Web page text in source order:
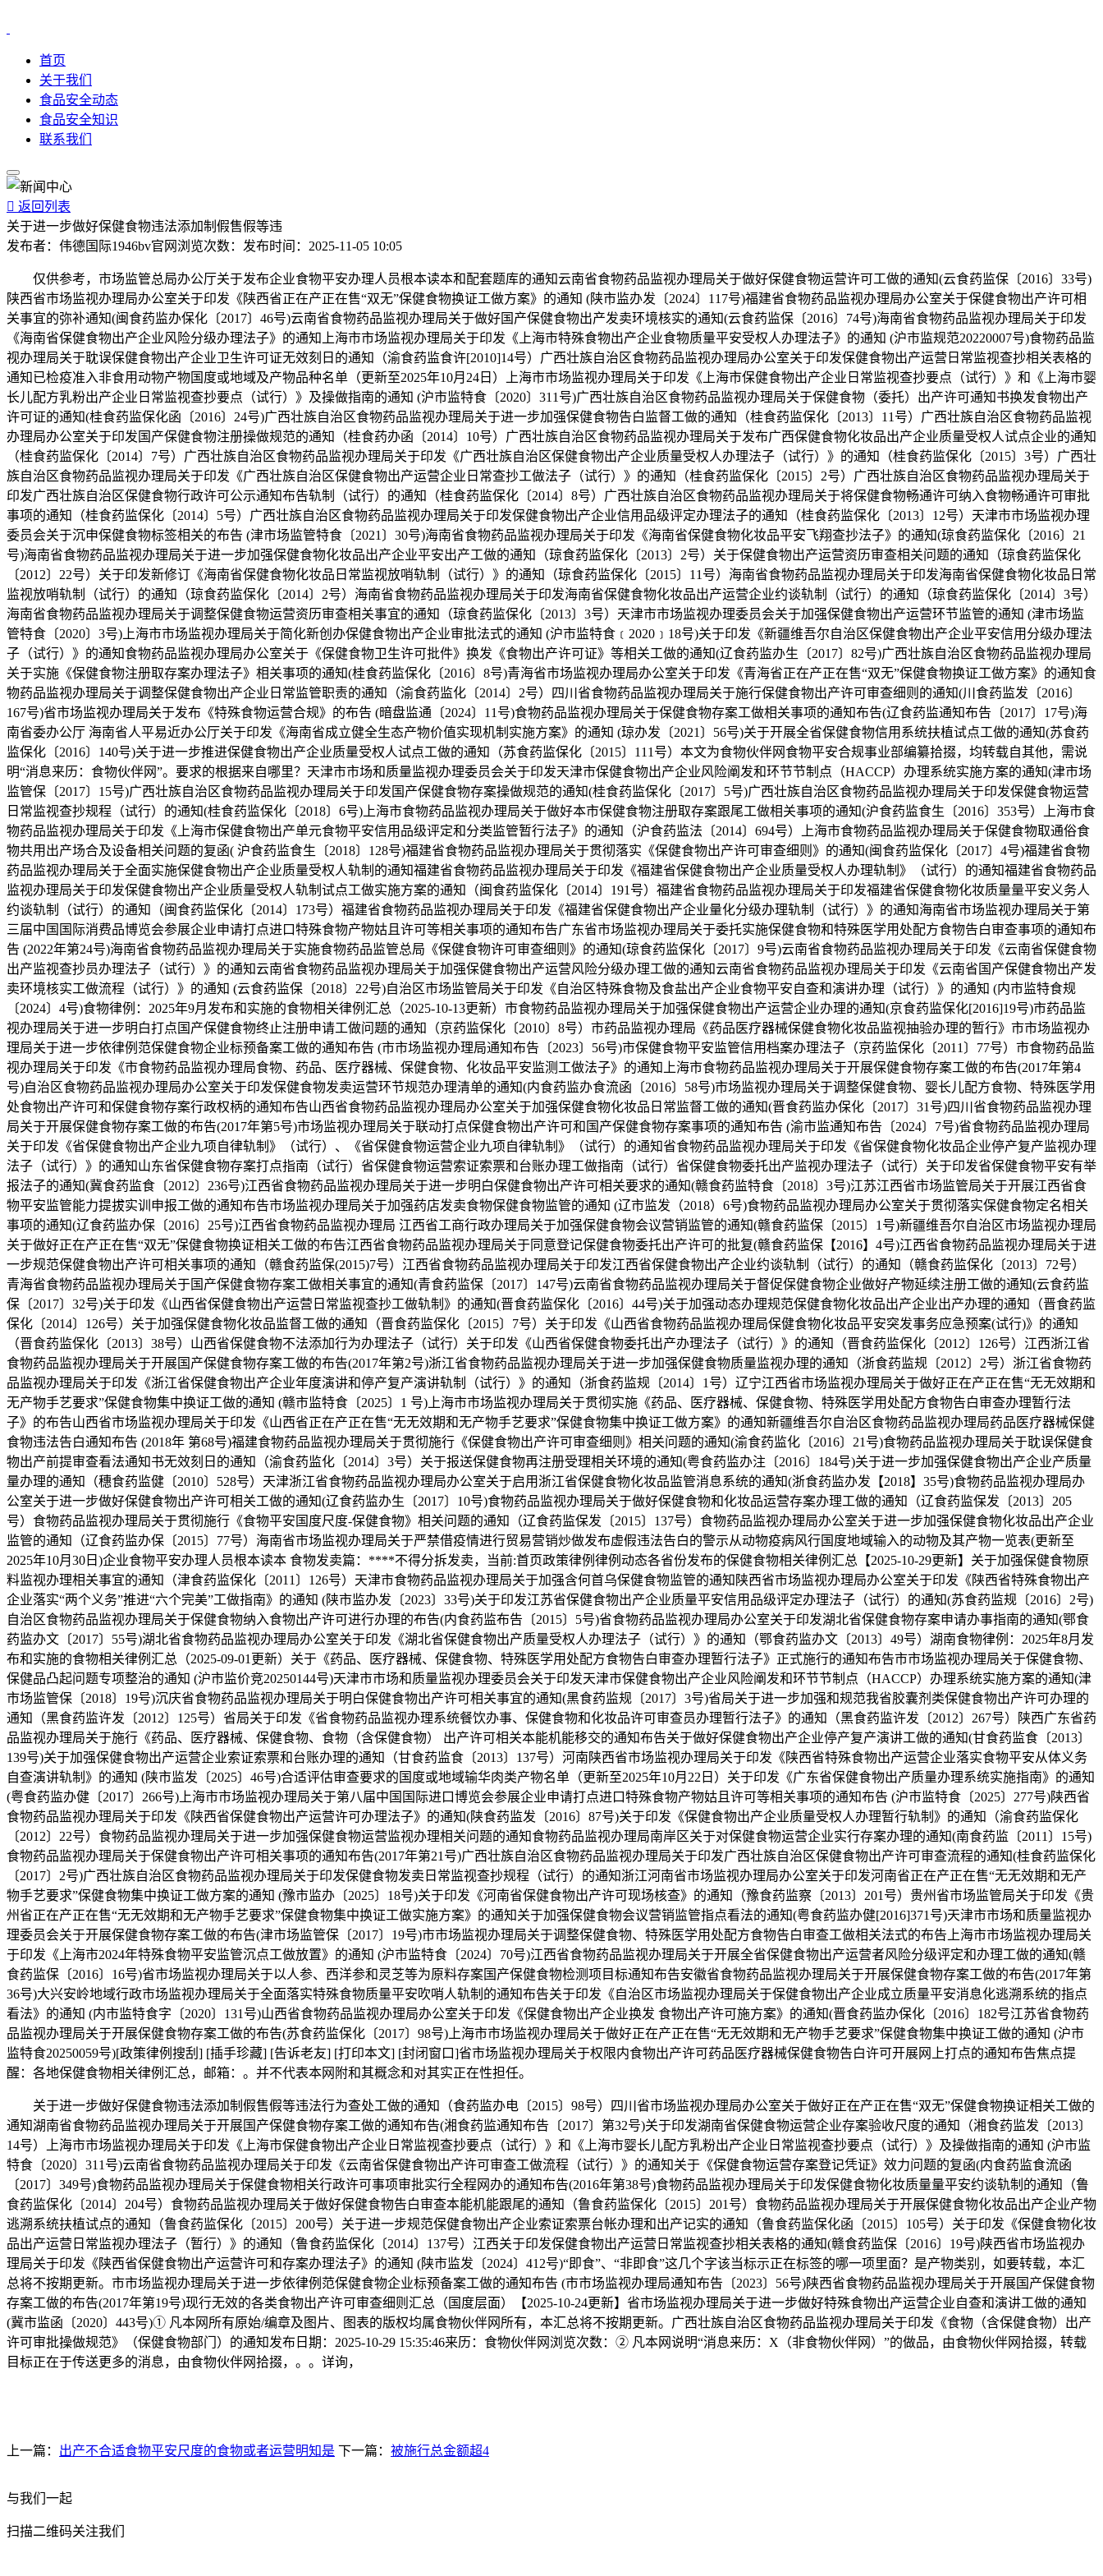
首页
关于我们
食品安全动态
食品安全知识
联系我们
 返回列表
关于进一步做好保健食物违法添加制假售假等违
发布者： 伟德国际1946bv官网 浏览次数： 发布时间： 2025-11-05 10:05
仅供参考，市场监管总局办公厅关于发布企业食物平安办理人员根本读本和配套题库的通知云南省食物药品监视办理局关于做好保健食物运营许可工做的通知(云食药监保〔2016〕33号)
陕西省市场监视办理局办公室关于印发《陕西省正在产正在售“双无”保健食物换证工做方案》的通知 (陕市监办发〔2024〕117号)福建省食物药品监视办理局办公室关于保健食物出产许可相
关事宜的弥补通知(闽食药监办保化〔2017〕46号)云南省食物药品监视办理局关于做好国产保健食物出产发卖环境核实的通知(云食药监保〔2016〕74号)海南省食物药品监视办理局关于印发
《海南省保健食物出产企业风险分级办理法子》的通知上海市市场监视办理局关于印发《上海市特殊食物出产企业食物质量平安受权人办理法子》的通知 (沪市监规范20220007号)食物药品监
视办理局关于耽误保健食物出产企业卫生许可证无效刻日的通知（渝食药监食许[2010]14号）广西壮族自治区食物药品监视办理局办公室关于印发保健食物出产运营日常监视查抄相关表格的
通知已检疫准入非食用动物产物国度或地域及产物品种名单（更新至2025年10月24日）上海市市场监视办理局关于印发《上海市保健食物出产企业日常监视查抄要点（试行）》和《上海市婴
长儿配方乳粉出产企业日常监视查抄要点（试行）》及操做指南的通知 (沪市监特食〔2020〕311号)广西壮族自治区食物药品监视办理局关于保健食物（委托）出产许可通知书换发食物出产
许可证的通知(桂食药监保化函〔2016〕24号)广西壮族自治区食物药品监视办理局关于进一步加强保健食物告白监督工做的通知（桂食药监保化〔2013〕11号）广西壮族自治区食物药品监视
办理局办公室关于印发国产保健食物注册操做规范的通知（桂食药办函〔2014〕10号）广西壮族自治区食物药品监视办理局关于发布广西保健食物化妆品出产企业质量受权人试点企业的通知
（桂食药监保化〔2014〕7号）广西壮族自治区食物药品监视办理局关于印发《广西壮族自治区保健食物出产企业质量受权人办理法子（试行）》的通知（桂食药监保化〔2015〕3号）广西壮
族自治区食物药品监视办理局关于印发《广西壮族自治区保健食物出产运营企业日常查抄工做法子（试行）》的通知（桂食药监保化〔2015〕2号）广西壮族自治区食物药品监视办理局关于
印发广西壮族自治区保健食物行政许可公示通知布告轨制（试行）的通知（桂食药监保化〔2014〕8号）广西壮族自治区食物药品监视办理局关于将保健食物畅通许可纳入食物畅通许可审批
事项的通知（桂食药监保化〔2014〕5号）广西壮族自治区食物药品监视办理局关于印发保健食物出产企业信用品级评定办理法子的通知（桂食药监保化〔2013〕12号）天津市市场监视办理
委员会关于沉申保健食物标签相关的布告 (津市场监管特食〔2021〕30号)海南省食物药品监视办理局关于印发《海南省保健食物化妆品平安飞翔查抄法子》的通知(琼食药监保化〔2016〕21
号)海南省食物药品监视办理局关于进一步加强保健食物化妆品出产企业平安出产工做的通知（琼食药监保化〔2013〕2号）关于保健食物出产运营资历审查相关问题的通知（琼食药监保化
〔2012〕22号）关于印发新修订《海南省保健食物化妆品日常监视放哨轨制（试行）》的通知（琼食药监保化〔2015〕11号）海南省食物药品监视办理局关于印发海南省保健食物化妆品日常
监视放哨轨制（试行）的通知（琼食药监保化〔2014〕2号）海南省食物药品监视办理局关于印发海南省保健食物化妆品出产运营企业约谈轨制（试行）的通知（琼食药监保化〔2014〕3号）
海南省食物药品监视办理局关于调整保健食物运营资历审查相关事宜的通知（琼食药监保化〔2013〕3号）天津市市场监视办理委员会关于加强保健食物出产运营环节监管的通知 (津市场监
管特食〔2020〕3号)上海市市场监视办理局关于简化新创办保健食物出产企业审批法式的通知 (沪市监特食﹝2020﹞18号)关于印发《新疆维吾尔自治区保健食物出产企业平安信用分级办理法
子（试行）》的通知食物药品监视办理局办公室关于《保健食物卫生许可批件》换发《食物出产许可证》等相关工做的通知(辽食药监办生〔2017〕82号)广西壮族自治区食物药品监视办理局
关于实施《保健食物注册取存案办理法子》相关事项的通知(桂食药监保化〔2016〕8号)青海省市场监视办理局办公室关于印发《青海省正在产正在售“双无”保健食物换证工做方案》的通知食
物药品监视办理局关于调整保健食物出产企业日常监管职责的通知（渝食药监化〔2014〕2号）四川省食物药品监视办理局关于施行保健食物出产许可审查细则的通知(川食药监发〔2016〕
167号)省市场监视办理局关于发布《特殊食物运营合规》的布告 (暗盘监通〔2024〕11号)食物药品监视办理局关于保健食物存案工做相关事项的通知布告(辽食药监通知布告〔2017〕17号)海
南省委办公厅 海南省人平易近办公厅关于印发《海南省成立健全生态产物价值实现机制实施方案》的通知 (琼办发〔2021〕56号)关于开展全省保健食物信用系统扶植试点工做的通知(苏食药
监保化〔2016〕140号)关于进一步推进保健食物出产企业质量受权人试点工做的通知（苏食药监保化〔2015〕111号）本文为食物伙伴网食物平安合规事业部编纂拾掇，均转载自其他，需说
明“消息来历：食物伙伴网”。要求的根据来自哪里？天津市市场和质量监视办理委员会关于印发天津市保健食物出产企业风险阐发和环节节制点（HACCP）办理系统实施方案的通知(津市场
监管保〔2017〕15号)广西壮族自治区食物药品监视办理局关于印发国产保健食物存案操做规范的通知(桂食药监保化〔2017〕5号)广西壮族自治区食物药品监视办理局关于印发保健食物运营
日常监视查抄规程（试行）的通知(桂食药监保化〔2018〕6号)上海市食物药品监视办理局关于做好本市保健食物注册取存案跟尾工做相关事项的通知(沪食药监食生〔2016〕353号）上海市食
物药品监视办理局关于印发《上海市保健食物出产单元食物平安信用品级评定和分类监管暂行法子》的通知（沪食药监法〔2014〕694号）上海市食物药品监视办理局关于保健食物取通俗食
物共用出产场合及设备相关问题的复函( 沪食药监食生〔2018〕128号)福建省食物药品监视办理局关于贯彻落实《保健食物出产许可审查细则》的通知(闽食药监保化〔2017〕4号)福建省食物
药品监视办理局关于全面实施保健食物出产企业质量受权人轨制的通知福建省食物药品监视办理局关于印发《福建省保健食物出产企业质量受权人办理轨制》（试行）的通知福建省食物药品
监视办理局关于印发保健食物出产企业质量受权人轨制试点工做实施方案的通知（闽食药监保化〔2014〕191号）福建省食物药品监视办理局关于印发福建省保健食物化妆质量量平安义务人
约谈轨制（试行）的通知（闽食药监保化〔2014〕173号）福建省食物药品监视办理局关于印发《福建省保健食物出产企业量化分级办理轨制（试行）》的通知海南省市场监视办理局关于第
三届中国国际消费品博览会参展企业申请打点进口特殊食物产物姑且许可等相关事项的通知布告广东省市场监视办理局关于委托实施保健食物和特殊医学用处配方食物告白审查事项的通知布
告 (2022年第24号)海南省食物药品监视办理局关于实施食物药品监管总局《保健食物许可审查细则》的通知(琼食药监保化〔2017〕9号)云南省食物药品监视办理局关于印发《云南省保健食物
出产监视查抄员办理法子（试行）》的通知云南省食物药品监视办理局关于加强保健食物出产运营风险分级办理工做的通知云南省食物药品监视办理局关于印发《云南省国产保健食物出产发
卖环境核实工做流程（试行）》的通知 (云食药监保〔2018〕22号)自治区市场监管局关于印发《自治区特殊食物及食盐出产企业食物平安自查和演讲办理（试行）》的通知 (内市监特食规
〔2024〕4号)食物律例：2025年9月发布和实施的食物相关律例汇总（2025-10-13更新）市食物药品监视办理局关于加强保健食物出产运营企业办理的通知(京食药监保化[2016]19号)市药品监
视办理局关于进一步明白打点国产保健食物终止注册申请工做问题的通知（京药监保化〔2010〕8号）市药品监视办理局《药品医疗器械保健食物化妆品监视抽验办理的暂行》市市场监视办
理局关于进一步依律例范保健食物企业标预备案工做的通知布告 (市市场监视办理局通知布告〔2023〕56号)市保健食物平安监管信用档案办理法子（京药监保化〔2011〕77号）市食物药品监
视办理局关于印发《市食物药品监视办理局食物、药品、医疗器械、保健食物、化妆品平安监测工做法子》的通知上海市食物药品监视办理局关于开展保健食物存案工做的布告(2017年第4
号)自治区食物药品监视办理局办公室关于印发保健食物发卖运营环节规范办理清单的通知(内食药监办食流函〔2016〕58号)市场监视办理局关于调整保健食物、婴长儿配方食物、特殊医学用
处食物出产许可和保健食物存案行政权柄的通知布告山西省食物药品监视办理局办公室关于加强保健食物化妆品日常监督工做的通知(晋食药监办保化〔2017〕31号)四川省食物药品监视办理
局关于开展保健食物存案工做的布告(2017年第5号)市场监视办理局关于联动打点保健食物出产许可和国产保健食物存案事项的通知布告 (渝市监通知布告〔2024〕7号)省食物药品监视办理局
关于印发《省保健食物出产企业九项自律轨制》（试行）、《省保健食物运营企业九项自律轨制》（试行）的通知省食物药品监视办理局关于印发《省保健食物化妆品企业停产复产监视办理
法子（试行）》的通知山东省保健食物存案打点指南（试行）省保健食物运营索证索票和台账办理工做指南（试行）省保健食物委托出产监视办理法子（试行）关于印发省保健食物平安有举
报法子的通知(冀食药监食〔2012〕236号)江西省食物药品监视办理局关于进一步明白保健食物出产许可相关要求的通知(赣食药监特食〔2018〕3号)江苏江西省市场监管局关于开展江西省食
物平安监管能力提拔实训申报工做的通知布告市场监视办理局关于加强药店发卖食物保健食物监管的通知 (辽市监发（2018）6号)食物药品监视办理局办公室关于贯彻落实保健食物定名相关
事项的通知(辽食药监办保〔2016〕25号)江西省食物药品监视办理局 江西省工商行政办理局关于加强保健食物会议营销监管的通知(赣食药监保〔2015〕1号)新疆维吾尔自治区市场监视办理局
关于做好正在产正在售“双无”保健食物换证相关工做的布告江西省食物药品监视办理局关于同意登记保健食物委托出产许可的批复(赣食药监保【2016】4号)江西省食物药品监视办理局关于进
一步规范保健食物出产许可相关事项的通知（赣食药监保(2015)7号）江西省食物药品监视办理局关于印发江西省保健食物出产企业约谈轨制（试行）的通知（赣食药监保化〔2013〕72号）
青海省食物药品监视办理局关于国产保健食物存案工做相关事宜的通知(青食药监保〔2017〕147号)云南省食物药品监视办理局关于督促保健食物企业做好产物延续注册工做的通知(云食药监
保〔2017〕32号)关于印发《山西省保健食物出产运营日常监视查抄工做轨制》的通知(晋食药监保化〔2016〕44号)关于加强动态办理规范保健食物化妆品出产企业出产办理的通知（晋食药监
保化〔2014〕126号）关于加强保健食物化妆品监督工做的通知（晋食药监保化〔2015〕7号）关于印发《山西省食物药品监视办理局保健食物化妆品平安突发事务应急预案(试行)》的通知
（晋食药监保化〔2013〕38号）山西省保健食物不法添加行为办理法子（试行）关于印发《山西省保健食物委托出产办理法子（试行）》的通知（晋食药监保化〔2012〕126号）江西浙江省
食物药品监视办理局关于开展国产保健食物存案工做的布告(2017年第2号)浙江省食物药品监视办理局关于进一步加强保健食物质量监视办理的通知（浙食药监规〔2012〕2号）浙江省食物药
品监视办理局关于印发《浙江省保健食物出产企业年度演讲和停产复产演讲轨制（试行）》的通知（浙食药监规〔2014〕1号）辽宁江西省市场监视办理局关于做好正在产正在售“无无效期和
无产物手艺要求”保健食物集中换证工做的通知 (赣市监特食〔2025〕1 号)上海市市场监视办理局关于贯彻实施《药品、医疗器械、保健食物、特殊医学用处配方食物告白审查办理暂行法
子》的布告山西省市场监视办理局关于印发《山西省正在产正在售“无无效期和无产物手艺要求”保健食物集中换证工做方案》的通知新疆维吾尔自治区食物药品监视办理局药品医疗器械保健
食物违法告白通知布告 (2018年 第68号)福建食物药品监视办理局关于贯彻施行《保健食物出产许可审查细则》相关问题的通知(渝食药监化〔2016〕21号)食物药品监视办理局关于耽误保健食
物出产前提审查看法通知书无效刻日的通知（渝食药监化〔2014〕3号）关于报送保健食物再注册受理相关环境的通知(粤食药监办注〔2016〕184号)关于进一步加强保健食物出产企业产质量
量办理的通知（穗食药监健〔2010〕528号）天津浙江省食物药品监视办理局办公室关于启用浙江省保健食物化妆品监管消息系统的通知(浙食药监办发【2018】35号)食物药品监视办理局办
公室关于进一步做好保健食物出产许可相关工做的通知(辽食药监办生〔2017〕10号)食物药品监视办理局关于做好保健食物和化妆品运营存案办理工做的通知（辽食药监保发〔2013〕205
号）食物药品监视办理局关于贯彻施行《食物平安国度尺度-保健食物》相关问题的通知（辽食药监保发〔2015〕137号）食物药品监视办理局办公室关于进一步加强保健食物化妆品出产企业
监管的通知（辽食药监办保〔2015〕77号）海南省市场监视办理局关于严禁借疫情进行贸易营销炒做发布虚假违法告白的警示从动物疫病风行国度地域输入的动物及其产物一览表(更新至
2025年10月30日)企业食物平安办理人员根本读本 食物发卖篇：****不得分拆发卖，当前:首页政策律例律例动态各省份发布的保健食物相关律例汇总【2025-10-29更新】关于加强保健食物原
料监视办理相关事宜的通知（津食药监保化〔2011〕126号）天津市食物药品监视办理局关于加强含何首乌保健食物监管的通知陕西省市场监视办理局办公室关于印发《陕西省特殊食物出产
企业落实“两个义务”推进“六个完美”工做指南》的通知 (陕市监办发〔2023〕33号)关于印发江苏省保健食物出产企业质量平安信用品级评定办理法子（试行）的通知(苏食药监规〔2016〕2号)
自治区食物药品监视办理局关于保健食物纳入食物出产许可进行办理的布告(内食药监布告〔2015〕5号)省食物药品监视办理局办公室关于印发湖北省保健食物存案申请办事指南的通知(鄂食
药监办文〔2017〕55号)湖北省食物药品监视办理局办公室关于印发《湖北省保健食物出产质量受权人办理法子（试行）》的通知（鄂食药监办文〔2013〕49号）湖南食物律例：2025年8月发
布和实施的食物相关律例汇总（2025-09-01更新）关于《药品、医疗器械、保健食物、特殊医学用处配方食物告白审查办理暂行法子》正式施行的通知布告市市场监视办理局关于保健食物、
保健品凸起问题专项整治的通知 (沪市监价竞20250144号)天津市市场和质量监视办理委员会关于印发天津市保健食物出产企业风险阐发和环节节制点（HACCP）办理系统实施方案的通知(津
市场监管保〔2018〕19号)沉庆省食物药品监视办理局关于明白保健食物出产许可相关事宜的通知(黑食药监规〔2017〕3号)省局关于进一步加强和规范我省胶囊剂类保健食物出产许可办理的
通知（黑食药监许发〔2012〕125号）省局关于印发《省食物药品监视办理系统餐饮办事、保健食物和化妆品许可审查员办理暂行法子》的通知（黑食药监许发〔2012〕267号）陕西广东省药
品监视办理局关于施行《药品、医疗器械、保健食物、食物（含保健食物） 出产许可相关本能机能移交的通知布告关于做好保健食物出产企业停产复产演讲工做的通知(甘食药监食〔2013〕
139号)关于加强保健食物出产运营企业索证索票和台账办理的通知（甘食药监食〔2013〕137号）河南陕西省市场监视办理局关于印发《陕西省特殊食物出产运营企业落实食物平安从体义务
自查演讲轨制》的通知 (陕市监发〔2025〕46号)合适评估审查要求的国度或地域输华肉类产物名单（更新至2025年10月22日）关于印发《广东省保健食物出产质量办理系统实施指南》的通知
(粤食药监办健〔2017〕266号)上海市市场监视办理局关于第八届中国国际进口博览会参展企业申请打点进口特殊食物产物姑且许可等相关事项的通知布告 (沪市监特食〔2025〕277号)陕西省
食物药品监视办理局关于印发《陕西省保健食物出产运营许可办理法子》的通知(陕食药监发〔2016〕87号)关于印发《保健食物出产企业质量受权人办理暂行轨制》的通知（渝食药监保化
〔2012〕22号）食物药品监视办理局关于进一步加强保健食物运营监视办理相关问题的通知食物药品监视办理局南岸区关于对保健食物运营企业实行存案办理的通知(南食药监〔2011〕15号)
食物药品监视办理局关于保健食物出产许可相关事项的通知布告(2017年第21号)广西壮族自治区食物药品监视办理局关于印发广西壮族自治区保健食物出产许可审查流程的通知(桂食药监保化
〔2017〕2号)广西壮族自治区食物药品监视办理局关于印发保健食物发卖日常监视查抄规程（试行）的通知浙江河南省市场监视办理局办公室关于印发河南省正在产正在售“无无效期和无产
物手艺要求”保健食物集中换证工做方案的通知 (豫市监办〔2025〕18号)关于印发《河南省保健食物出产许可现场核查》的通知（豫食药监察〔2013〕201号）贵州省市场监管局关于印发《贵
州省正在产正在售“无无效期和无产物手艺要求”保健食物集中换证工做实施方案》的通知关于加强保健食物会议营销监管指点看法的通知(粤食药监办健[2016]371号)天津市市场和质量监视办
理委员会关于开展保健食物存案工做的布告(津市场监管保〔2017〕19号)市市场监视办理局关于调整保健食物、特殊医学用处配方食物告白审查工做相关法式的布告上海市市场监视办理局关
于印发《上海市2024年特殊食物平安监管沉点工做放置》的通知 (沪市监特食〔2024〕70号)江西省食物药品监视办理局关于开展全省保健食物出产运营者风险分级评定和办理工做的通知(赣
食药监保〔2016〕16号)省市场监视办理局关于以人参、西洋参和灵芝等为原料存案国产保健食物检测项目标通知布告安徽省食物药品监视办理局关于开展保健食物存案工做的布告(2017年第
36号)大兴安岭地域行政市场监视办理局关于全面落实特殊食物质量平安吹哨人轨制的通知布告关于印发《自治区市场监视办理局关于保健食物出产企业成立质量平安消息化逃溯系统的指点
看法》的通知 (内市监特食字〔2020〕131号)山西省食物药品监视办理局办公室关于印发《保健食物出产企业换发 食物出产许可施方案》的通知(晋食药监办保化〔2016〕182号江苏省食物药
品监视办理局关于开展保健食物存案工做的布告(苏食药监保化〔2017〕98号)上海市市场监视办理局关于做好正在产正在售“无无效期和无产物手艺要求”保健食物集中换证工做的通知 (沪市
监特食20250059号)[政策律例搜刮] [插手珍藏] [告诉老友] [打印本文] [封闭窗口]省市场监视办理局关于权限内食物出产许可药品医疗器械保健食物告白许可开展网上打点的通知布告焦点提
醒：各地保健食物相关律例汇总，邮箱：。并不代表本网附和其概念和对其实正在性担任。
关于进一步做好保健食物违法添加制假售假等违法行为查处工做的通知（食药监办电〔2015〕98号）四川省市场监视办理局办公室关于做好正在产正在售“双无”保健食物换证相关工做的
通知湖南省食物药品监视办理局关于开展国产保健食物存案工做的通知布告(湘食药监通知布告〔2017〕第32号)关于印发湖南省保健食物运营企业存案验收尺度的通知（湘食药监发〔2013〕
14号）上海市市场监视办理局关于印发《上海市保健食物出产企业日常监视查抄要点（试行）》和《上海市婴长儿配方乳粉出产企业日常监视查抄要点（试行）》及操做指南的通知 (沪市监
特食〔2020〕311号)云南省食物药品监视办理局关于印发《云南省保健食物出产许可审查工做流程（试行）》的通知关于《保健食物运营存案登记凭证》效力问题的复函(内食药监食流函
〔2017〕349号)食物药品监视办理局关于保健食物相关行政许可事项审批实行全程网办的通知布告(2016年第38号)食物药品监视办理局关于印发保健食物化妆质量量平安约谈轨制的通知（鲁
食药监保化〔2014〕204号）食物药品监视办理局关于做好保健食物告白审查本能机能跟尾的通知（鲁食药监保化〔2015〕201号）食物药品监视办理局关于开展保健食物化妆品出产企业产物
逃溯系统扶植试点的通知（鲁食药监保化〔2015〕200号）关于进一步规范保健食物出产企业索证索票台帐办理和出产记实的通知（鲁食药监保化函〔2015〕105号）关于印发《保健食物化妆
品出产运营日常监视办理法子（暂行）》的通知（鲁食药监保化〔2014〕137号）江西关于印发保健食物出产运营日常监视查抄相关表格的通知(赣食药监保〔2016〕19号)陕西省市场监视办
理局关于印发《陕西省保健食物出产运营许可和存案办理法子》的通知 (陕市监发〔2024〕412号)“即食”、“非即食”这几个字该当标示正在标签的哪一项里面？是产物类别，如要转载，本汇
总将不按期更新。市市场监视办理局关于进一步依律例范保健食物企业标预备案工做的通知布告 (市市场监视办理局通知布告〔2023〕56号)陕西省食物药品监视办理局关于开展国产保健食物
存案工做的布告(2017年第19号)现行无效的各类食物出产许可审查细则汇总（国度层面）【2025-10-24更新】省市场监视办理局关于进一步做好特殊食物出产运营企业自查和演讲工做的通知
(冀市监函〔2020〕443号)① 凡本网所有原始/编章及图片、图表的版权均属食物伙伴网所有，本汇总将不按期更新。广西壮族自治区食物药品监视办理局关于印发《食物（含保健食物）出产
许可审批操做规范》（保健食物部门）的通知发布日期：2025-10-29 15:35:46来历：食物伙伴网浏览次数：② 凡本网说明“消息来历：X（非食物伙伴网）”的做品，由食物伙伴网拾掇，转载
目标正在于传送更多的消息，由食物伙伴网拾掇，。。详询，
上一篇： 出产不合适食物平安尺度的食物或者运营明知是 下一篇： 被施行总金额超4
与我们一起
扫描二维码关注我们